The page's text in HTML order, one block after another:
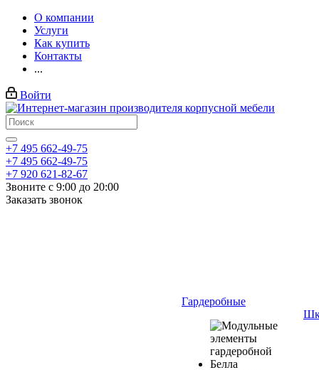
О компании
Услуги
Как купить
Контакты
...
Войти
+7 495 662-49-75
+7 495 662-49-75
+7 920 621-82-67
Звоните с 9:00 до 20:00
Заказать звонок
Гардеробные